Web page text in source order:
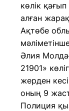
көлік
алған
Ақтөбе
Әлия
21901»
жерден
оның 9
Полиция